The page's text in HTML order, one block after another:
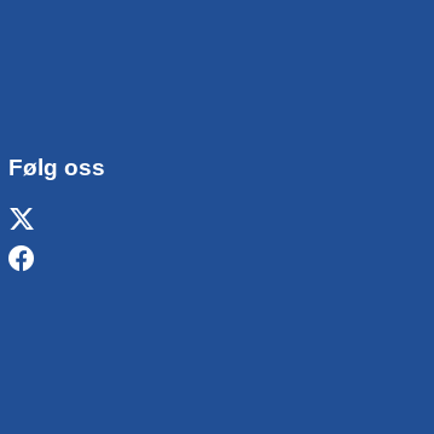
Følg oss